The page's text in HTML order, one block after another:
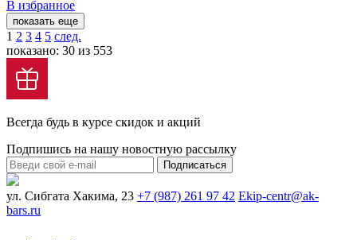
В избранное
показать еще
1 2 3 4 5 след.
показано: 30 из 553
Всегда будь в курсе скидок и акций
Подпишись на нашу новостную рассылку
Подписаться
ул. Сибгата Хакима, 23 +7 (987) 261 97 42 Ekip-centr@ak-
bars.ru